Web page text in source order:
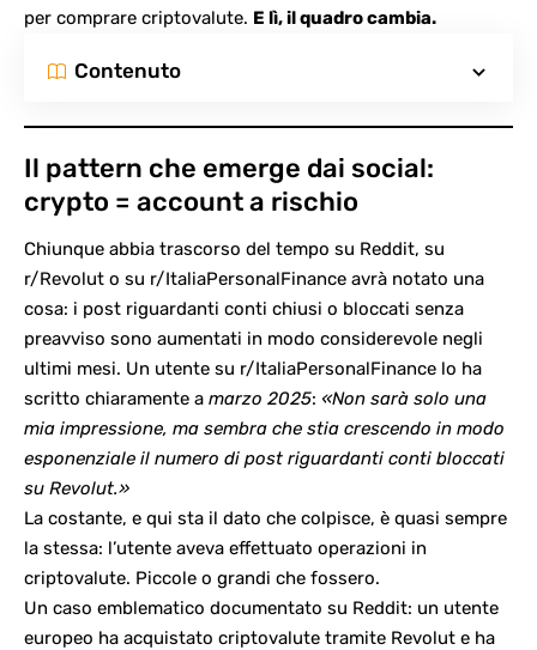
per comprare criptovalute. E lì, il quadro cambia.
Contenuto
Il pattern che emerge dai social:
crypto = account a rischio
Chiunque abbia trascorso del tempo su Reddit, su
r/Revolut o su r/ItaliaPersonalFinance avrà notato una
cosa: i post riguardanti conti chiusi o bloccati senza
preavviso sono aumentati in modo considerevole negli
ultimi mesi. Un utente su r/ItaliaPersonalFinance lo ha
scritto chiaramente a marzo 2025: «Non sarà solo una
mia impressione, ma sembra che stia crescendo in modo
esponenziale il numero di post riguardanti conti bloccati
su Revolut.»
La costante, e qui sta il dato che colpisce, è quasi sempre
la stessa: l’utente aveva effettuato operazioni in
criptovalute. Piccole o grandi che fossero.
Un caso emblematico documentato su Reddit: un utente
europeo ha acquistato criptovalute tramite Revolut e ha